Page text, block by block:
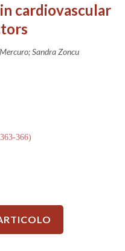
cardiovascular
Sandra Zoncu
366)